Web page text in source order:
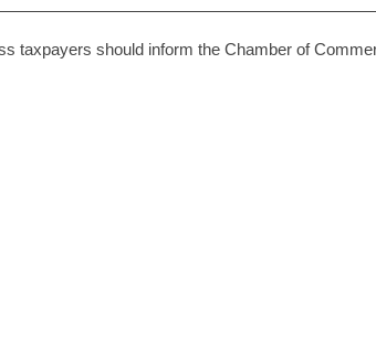
taxpayers should inform the Chamber of